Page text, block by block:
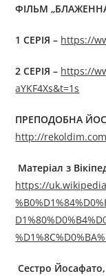
ФІЛЬМ
1 СЕРІЯ – https://
2 СЕРІЯ – https://
aYKF4Xs&t=1s
ПРЕПОДОБНА
http://
Матеріал з
https://
Сестро